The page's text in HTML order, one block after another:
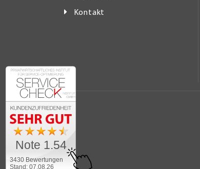
Kontakt
3430 Bewertungen
Stand: 07.08.26
Note 1.54